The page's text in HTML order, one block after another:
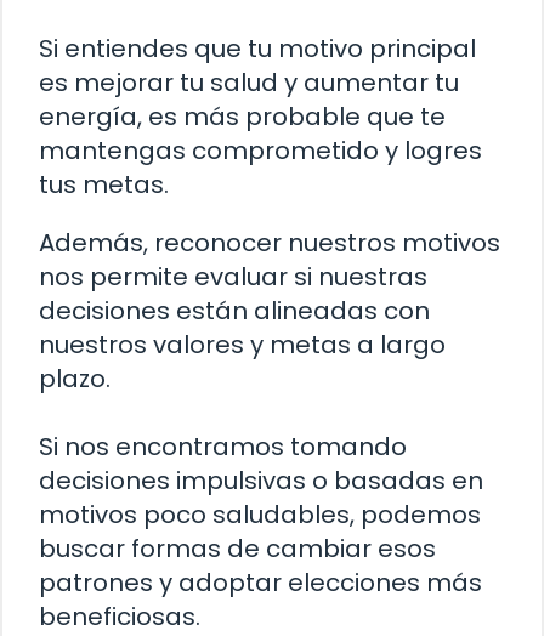
Si entiendes que tu motivo principal
es mejorar tu salud y aumentar tu
energía, es más probable que te
mantengas comprometido y logres
tus metas.
Además, reconocer nuestros motivos
nos permite evaluar si nuestras
decisiones están alineadas con
nuestros valores y metas a largo
plazo.
Si nos encontramos tomando
decisiones impulsivas o basadas en
motivos poco saludables, podemos
buscar formas de cambiar esos
patrones y adoptar elecciones más
beneficiosas.